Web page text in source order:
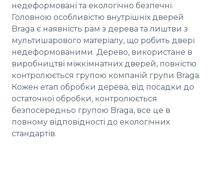
недеформовані та екологічно безпечні.
Головною особливістю внутрішніх дверей
Braga є наявність рам з дерева та лиштви з
мультишарового матеріалу, що робить двері
недеформованими. Дерево, використане в
виробництві міжкімнатних дверей, повністю
контролюється групою компаній групи Braga.
Кожен етап обробки дерева, від посадки до
остаточної обробки, контролюється
безпосередньо групою Braga, все це в
повному відповідності до екологічних
стандартів.